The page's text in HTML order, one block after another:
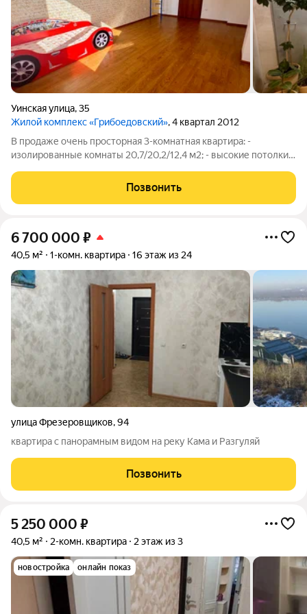
Уинская улица,35
Жилой комплекс «Грибоедовский», 4 квартал 2012
В продаже очень просторная 3-комнатная квартира: -
изолированные комнаты 20,7/20,2/12,4 м2; - высокие потолки
рассветы, солнечная сторона); - раздельный санузел; -
большая застекленная лоджия 7
Позвонить
6 700 000 ₽
40,5 м² 1-комн. квартира 16 этаж из 24
улица Фрезеровщиков,94
квартира с панорамным видом на реку Кама и Разгуляй
Позвонить
5 250 000 ₽
40,5 м² 2-комн. квартира 2 этаж из 3
новостройка онлайн показ